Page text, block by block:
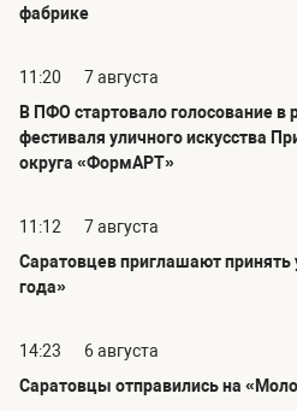
фабрике
11:20
7 августа
В ПФО стартовало голосование в
фестиваля уличного искусства
округа «ФормАРТ»
11:12
7 августа
Саратовцев приглашают принять
года»
14:23
6 августа
Саратовцы отправились на